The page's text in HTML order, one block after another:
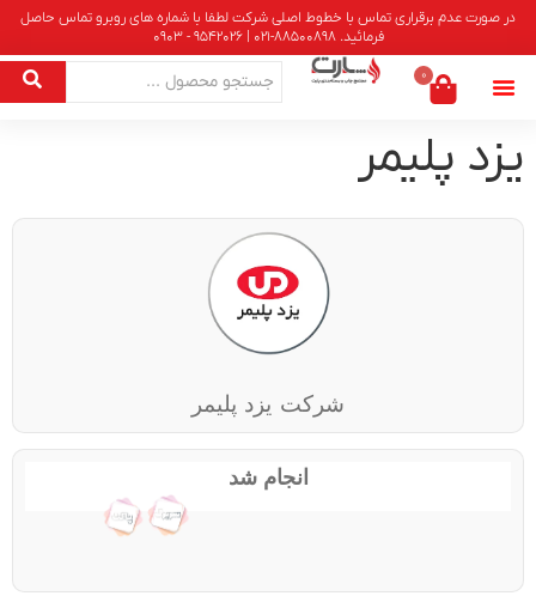
در صورت عدم برقراری تماس با خطوط اصلی شرکت لطفا با شماره های روبرو تماس حاصل
فرمائید. 88500898-021 | 9542026 - 0903
0
یزد پلیمر
شرکت یزد پلیمر
انجام شد